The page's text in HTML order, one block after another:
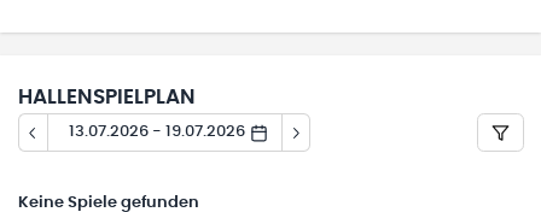
HALLENSPIELPLAN
13.07.2026 - 19.07.2026
Keine Spiele gefunden